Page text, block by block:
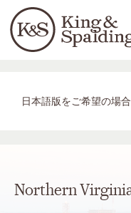
Languages
People
オフィス（国内外拠点
日本語版をご希望の場
Northern